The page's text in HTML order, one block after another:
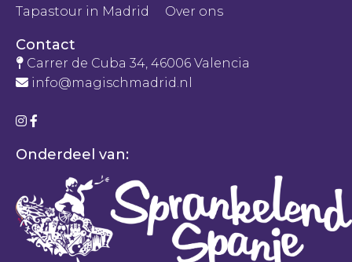
Tapastour in Madrid
Over ons
Contact
Carrer de Cuba 34, 46006 Valencia
info@magischmadrid.nl
Onderdeel van: